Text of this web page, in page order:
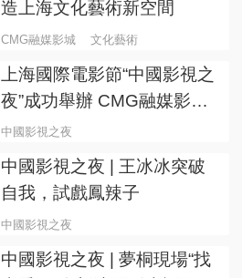
造上海文化藝術新空間
CMG融媒影城 文化藝術
上海國際電影節“中國影視之
夜”成功舉辦 CMG融媒影城
啟幕
中國影視之夜
中國影視之夜 | 王冰冰突破
自我，試戲鳳辣子
中國影視之夜
中國影視之夜 | 夢桐現場“找